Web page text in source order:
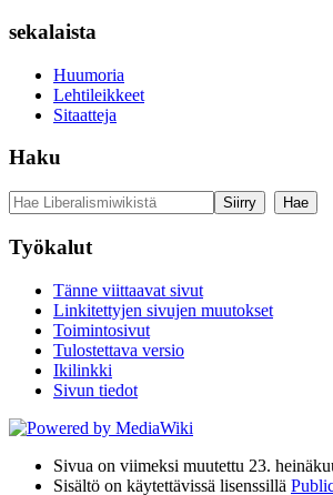
sekalaista
Huumoria
Lehtileikkeet
Sitaatteja
Haku
Työkalut
Tänne viittaavat sivut
Linkitettyjen sivujen muutokset
Toimintosivut
Tulostettava versio
Ikilinkki
Sivun tiedot
Sivua on viimeksi muutettu 23.
Sisältö on käytettävissä lisenssillä